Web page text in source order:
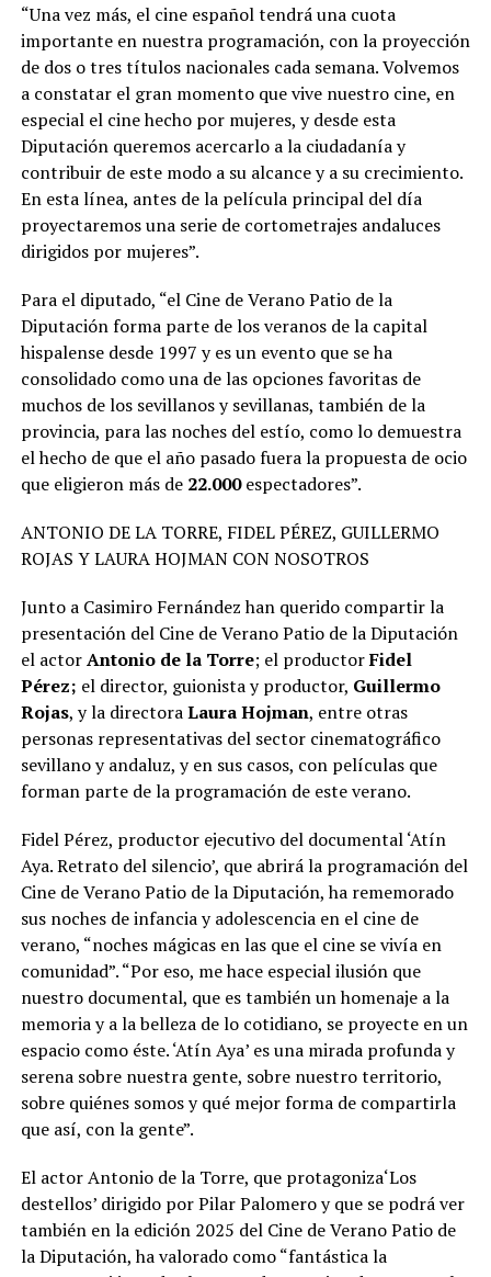
“Una vez más, el cine español tendrá una cuota
importante en nuestra programación, con la proyección
de dos o tres títulos nacionales cada semana. Volvemos
a constatar el gran momento que vive nuestro cine, en
especial el cine hecho por mujeres, y desde esta
Diputación queremos acercarlo a la ciudadanía y
contribuir de este modo a su alcance y a su crecimiento.
En esta línea, antes de la película principal del día
proyectaremos una serie de cortometrajes andaluces
dirigidos por mujeres”.
Para el diputado, “el Cine de Verano Patio de la
Diputación forma parte de los veranos de la capital
hispalense desde 1997 y es un evento que se ha
consolidado como una de las opciones favoritas de
muchos de los sevillanos y sevillanas, también de la
provincia, para las noches del estío, como lo demuestra
el hecho de que el año pasado fuera la propuesta de ocio
que eligieron más de 22.000espectadores”.
ANTONIO DE LA TORRE, FIDEL PÉREZ, GUILLERMO
ROJAS Y LAURA HOJMAN CON NOSOTROS
Junto a Casimiro Fernández han querido compartir la
presentación del Cine de Verano Patio de la Diputación
el actorAntonio de la Torre; el productorFidel
Pérez; el director, guionista y productor, Guillermo
Rojas, y la directoraLaura Hojman, entre otras
personas representativas del sector cinematográfico
sevillano y andaluz, y en sus casos, con películas que
forman parte de la programación de este verano.
Fidel Pérez, productor ejecutivo del documental ‘Atín
Aya. Retrato del silencio’, que abrirá la programación del
Cine de Verano Patio de la Diputación, ha rememorado
sus noches de infancia y adolescencia en el cine de
verano, “noches mágicas en las que el cine se vivía en
comunidad”. “Por eso, me hace especial ilusión que
nuestro documental, que es también un homenaje a la
memoria y a la belleza de lo cotidiano, se proyecte en un
espacio como éste. ‘Atín Aya’ es una mirada profunda y
serena sobre nuestra gente, sobre nuestro territorio,
sobre quiénes somos y qué mejor forma de compartirla
que así, con la gente”.
El actor Antonio de la Torre, que protagoniza‘Los
destellos’ dirigido por Pilar Palomero y que se podrá ver
también en la edición 2025 del Cine de Verano Patio de
la Diputación, ha valorado como “fantástica la